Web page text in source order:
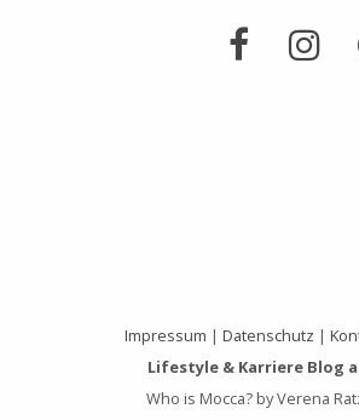
Impressum | Datenschutz |
Lifestyle & Karriere Blog
Who is Mocca? by Verena